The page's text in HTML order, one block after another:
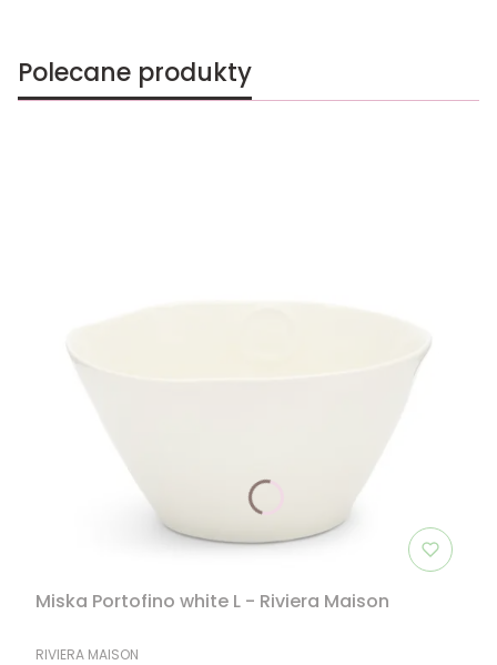
Polecane produkty
Miska Portofino white L - Riviera Maison
PRODUCENT
RIVIERA MAISON